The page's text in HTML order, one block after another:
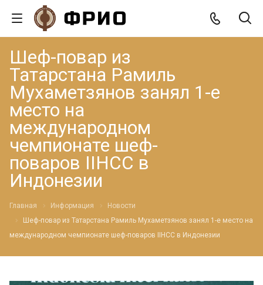
Шеф-повар из
Татарстана Рамиль
Мухаметзянов занял 1-е
место на
международном
чемпионате шеф-
поваров IIHCC в
Индонезии
Главная Информация
Новости
Шеф-повар из Татарстана Рамиль Мухаметзянов занял 1-е место на
международном чемпионате шеф-поваров IIHCC в Индонезии